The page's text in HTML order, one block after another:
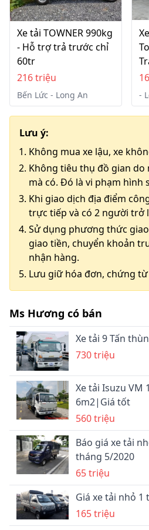
Xe tải TOWNER 990kg
- Hỗ trợ trả trước chỉ
60tr
216 triệu
Bến Lức - Long An -
Lưu ý:
Không mua xe lậu, xe
Không tiêu thụ đồ gian
mà có. Đó là vi phạm hình
Khi giao dịch địa điểm
trực tiếp và có 2 người trở
Sử dụng phương thức
giao tiền, chuyển khoản
nhận hàng.
Lưu giữ hóa đơn, chứng
Ms Hương có bán
Xe tải 9 Tấn
730 triệu
Xe tải Isuzu VM
6m2|Giá tốt
560 triệu
Báo giá xe tải
tháng 5/2020
65 triệu
Giá xe tải nhỏ 1
165 triệu